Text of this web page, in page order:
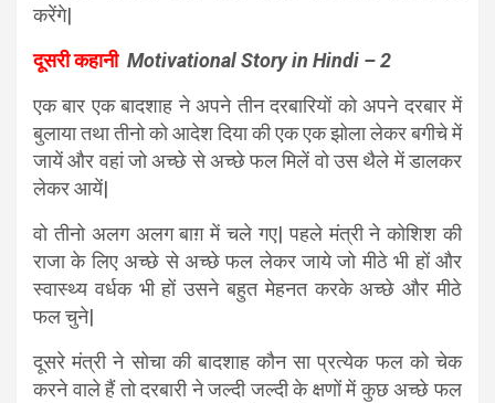
करेंगे|
दूसरी कहानी Motivational Story in Hindi – 2
एक बार एक बादशाह ने अपने तीन दरबारियों को अपने दरबार में
बुलाया तथा तीनो को आदेश दिया की एक एक झोला लेकर बगीचे में
जायें और वहां जो अच्छे से अच्छे फल मिलें वो उस थैले में डालकर
लेकर आयें|
वो तीनो अलग अलग बाग़ में चले गए| पहले मंत्री ने कोशिश की
राजा के लिए अच्छे से अच्छे फल लेकर जाये जो मीठे भी हों और
स्वास्थ्य वर्धक भी हों उसने बहुत मेहनत करके अच्छे और मीठे
फल चुने|
दूसरे मंत्री ने सोचा की बादशाह कौन सा प्रत्येक फल को चेक
करने वाले हैं तो दरबारी ने जल्दी जल्दी के क्षणों में कुछ अच्छे फल